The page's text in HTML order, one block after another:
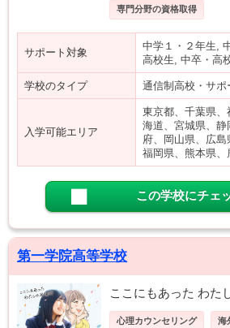
専門分野の資格取得
サポート対象
中学１・２年生,
高校生, 中卒・高
学校のタイプ 通信制高校・サポ
入学可能エリア
東京都、千葉県
海道、宮城県、静
府、岡山県、広島
福岡県、熊本県
この学校にチェ
第一学院高等学校
ここにもあった わた
心理カウンセリング 海